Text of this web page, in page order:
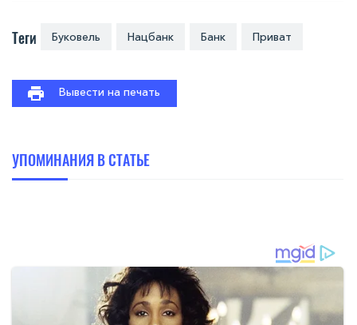
Теги Буковель Нацбанк Банк Приват
Вывести на печать
УПОМИНАНИЯ В СТАТЬЕ